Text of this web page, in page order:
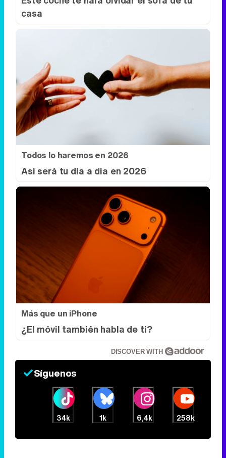
casa
Todos lo haremos en 2026
Así será tu día a día en 2026
Más que un iPhone
¿El móvil también habla de ti?
DISCOVER WITH
Síguenos
34k 1k 6,4k 258k